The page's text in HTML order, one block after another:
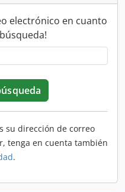
electrónico en cuanto
su dirección de correo
tenga en cuenta también
.